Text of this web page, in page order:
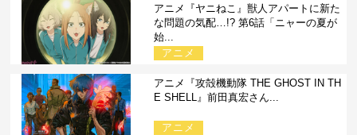
アニメ『ヤニねこ』獣人アパートに新た
な問題の気配…!? 第6話「ニャーの夏が
始...
アニメ
アニメ『攻殻機動隊 THE GHOST IN TH
E SHELL』前田真宏さん...
アニメ